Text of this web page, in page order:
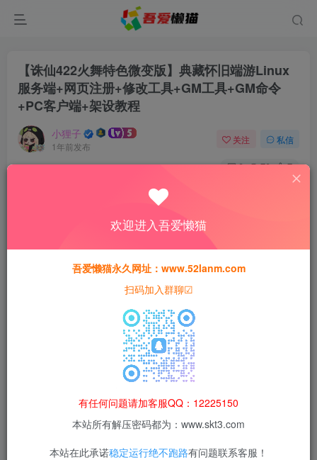
【诛仙422火舞特色微变版】典藏怀旧端游Linux
服务端+网页注册+修改工具+GM工具+GM命令
+PC客户端+架设教程
小狸子
1年前发布
关注 私信
0 70 7
此内容为付费资源，请付费后查看
猫粮30
15
本站所有资源均为网络收集整理而来，仅供学习研究使用，请在下
载后24h内删除，谢谢合作！
本站资源仅用于学习交流，禁止商业运营与违法、侵权
等非法行为；资源下载后请于 24 小时内删除，违规后
果由使用者自行承担。
欢迎进入吾爱懒猫
吾爱懒猫永久网址：www.52lanm.com
扫码加入群聊☑
有任何问题请加客服QQ：12225150
本站所有解压密码都为：www.skt3.com
本站在此承诺稳定运行绝不跑路有问题联系客服！